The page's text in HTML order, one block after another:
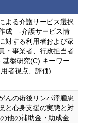
よる介護サービス選択
成 -介護サービス情
対する利用者および家
・事業者、行政担当者
基盤研究(C) キーワー
用者視点、評価)
んの術後リンパ浮腫患
と心身支援の実態と対
他の補助金・助成金